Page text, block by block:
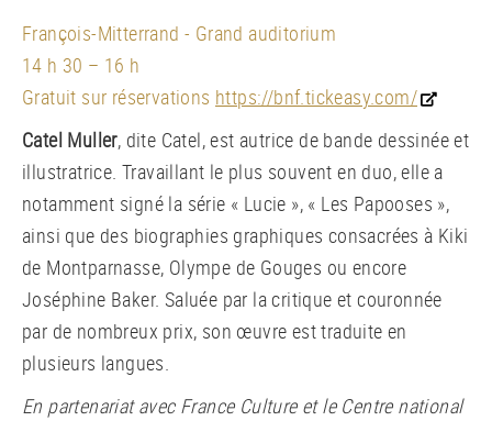
François-Mitterrand - Grand auditorium
14 h 30 – 16 h
Gratuit sur réservations https://bnf.tickeasy.com/
Catel Muller, dite Catel, est autrice de bande dessinée et
illustratrice. Travaillant le plus souvent en duo, elle a
notamment signé la série « Lucie », « Les Papooses »,
ainsi que des biographies graphiques consacrées à Kiki
de Montparnasse, Olympe de Gouges ou encore
Joséphine Baker. Saluée par la critique et couronnée
par de nombreux prix, son œuvre est traduite en
plusieurs langues.
En partenariat avec France Culture et le Centre national